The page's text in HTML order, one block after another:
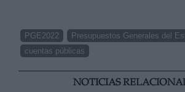
PGE2022
Presupuestos Generales del
cuentas públicas
NOTICIAS